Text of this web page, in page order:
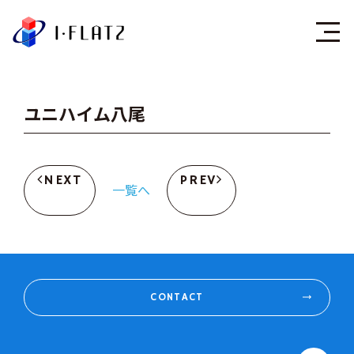
ユニハイム八尾
NEXT
一覧へ
PREV
CONTACT